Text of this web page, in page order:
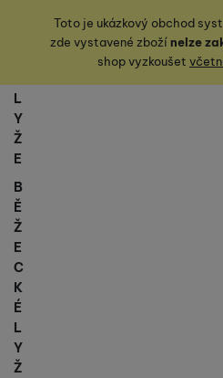
Toto je ukázkový obchod
zde vystavené zbožínelze
shop vyzkoušet
L
Y
Ž
E
B
Ě
Ž
E
C
K
É
L
Y
Ž